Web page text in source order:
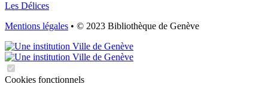
Les Délices
Mentions légales • © 2023 Bibliothèque de Genève
Cookies fonctionnels